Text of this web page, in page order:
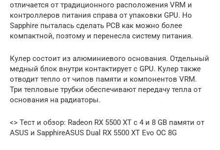
отличается от традиционного расположения VRM и
контроллеров питания справа от упаковки GPU. Но
Sapphire пыталась сделать PCB как можно более
компактной, поэтому и перенесла систему питания.
Кулер состоит из алюминиевого основания. Отдельный
медный блок внутри контактирует с GPU. Кулер также
отводит тепло от чипов памяти и компонентов VRM.
Три тепловые трубки обеспечивают передачу тепла от
основания на радиаторы.
<> Тест и обзор: Radeon RX 5500 XT с 4 и 8 GB памяти от
ASUS и SapphireASUS Dual RX 5500 XT Evo OC 8G